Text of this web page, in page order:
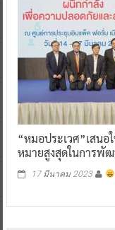
“หมอประเวศ”เสนอ
หมายสูงสุดในการพั
17 มีนาคม 2023